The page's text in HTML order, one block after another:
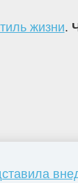
жизни.